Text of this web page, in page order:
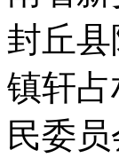
封丘
镇轩
民委